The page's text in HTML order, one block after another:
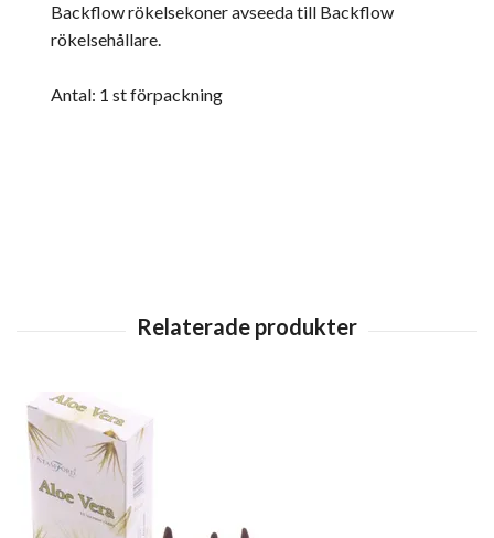
Backflow rökelsekoner avseeda till Backflow
rökelsehållare.
Antal: 1 st förpackning